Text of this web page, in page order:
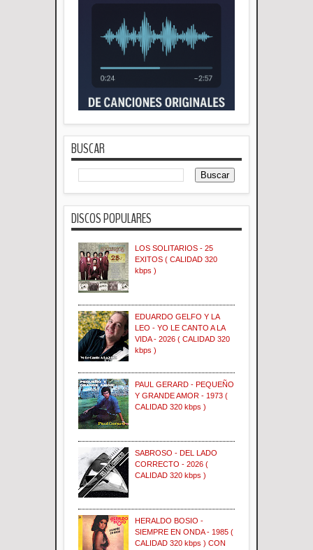
BUSCAR
DISCOS POPULARES
LOS SOLITARIOS - 25
EXITOS ( CALIDAD 320
kbps )
EDUARDO GELFO Y LA
LEO - YO LE CANTO A LA
VIDA - 2026 ( CALIDAD 320
kbps )
PAUL GERARD - PEQUEÑO
Y GRANDE AMOR - 1973 (
CALIDAD 320 kbps )
SABROSO - DEL LADO
CORRECTO - 2026 (
CALIDAD 320 kbps )
HERALDO BOSIO -
SIEMPRE EN ONDA - 1985 (
CALIDAD 320 kbps ) CON